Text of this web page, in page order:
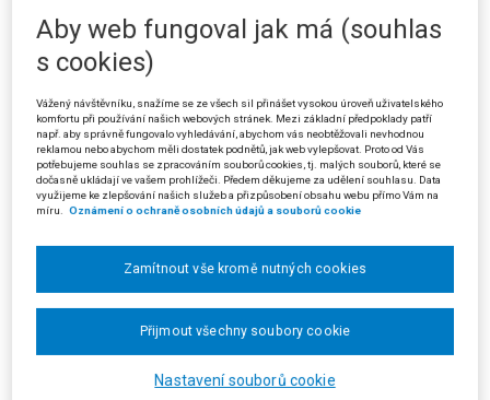
povinné k náhradě.
Růžena K. se obrátila na Ministerstvo zemědělství (Zemědělskou
agenturu v Rychnově nad Kněžnou) se žádostí o určení osoby povinné
pro vypořádání náhrad za odňatý živý a mrtvý inventář, jakož i zásoby z
hospodářství původních vlastníků Anny a Františka D. a Kláry W. (§ 9
odst. 1 zákona ČNR č. 243/1992 Sb. a § 20 zákona č. 229/1991 Sb.
zákona o půdě). Správní orgán I. stupně žádost zamítl rozhodnutím z 20.
3. 2002.
ministr zemědělství žalobou naříkaným rozhodnutím z 15. 5. 2002 tak, že
rozklad zamítl a rozhodnutí správního orgánu I. stupně potvrdil.
Žalobkyně brojila proti posléze uvedenému rozhodnutí včasnou
žalobou, podanou u Vrchního soudu v Praze. Domáhala se zrušení
rozhodnutí a ve věci samé tvrdila, že není rozhodující, zda majetek přešel
na stát přede dnem 25. 2. 1948. Dovozovala, že bylo povinností
Aby web fungoval jak má (souhlas
s cookies)
Vážený návštěvníku, snažíme se ze všech sil přinášet vysokou úroveň uživatelského
komfortu při používání našich webových stránek. Mezi základní předpoklady patří
např. aby správně fungovalo vyhledávání, abychom vás neobtěžovali nevhodnou
reklamou nebo abychom měli dostatek podnětů, jak web vylepšovat. Proto od Vás
potřebujeme souhlas se zpracováním souborů cookies, tj. malých souborů, které se
dočasně ukládají ve vašem prohlížeči. Předem děkujeme za udělení souhlasu. Data
využijeme ke zlepšování našich služeb a přizpůsobení obsahu webu přímo Vám na
míru.
Oznámení o ochraně osobních údajů a souborů cookie
Nastavení souborů cookie
Zamítnout vše kromě nutných cookies
Přijmout všechny soubory cookie